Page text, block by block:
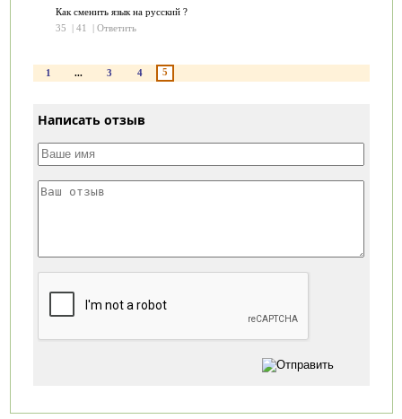
Как сменить язык на русский ?
35
| 41 | Ответить
1 ... 3 4 5
Написать отзыв